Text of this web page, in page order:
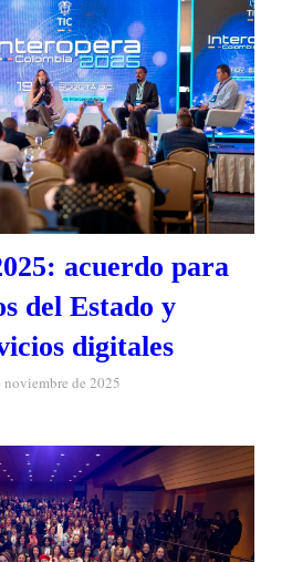
acuerdo para
del Estado y
digitales
noviembre de 2025